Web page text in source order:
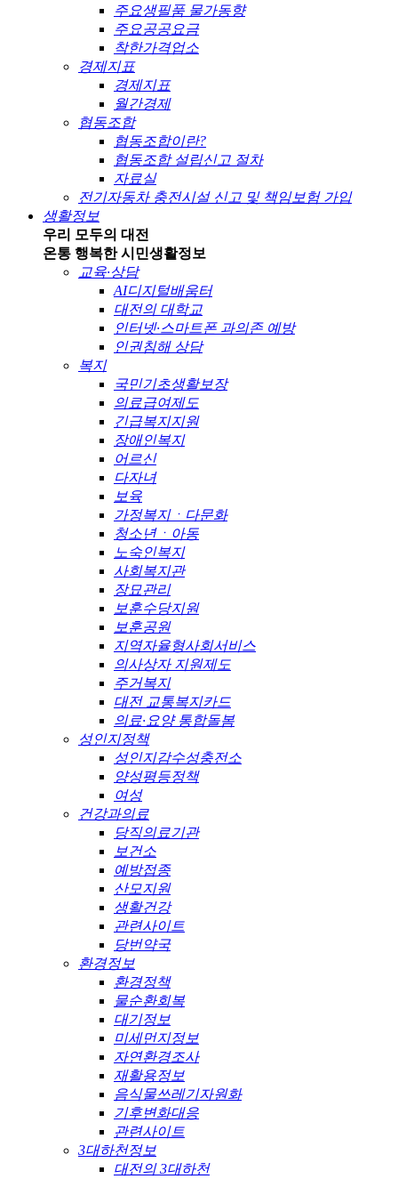
주요생필품 물가동향
주요공공요금
착한가격업소
경제지표
경제지표
월간경제
협동조합
협동조합이란?
협동조합 설립신고 절차
자료실
전기자동차 충전시설 신고 및 책임보험 가입
생활정보
우리 모두의 대전
온통 행복한 시민생활정보
교육·상담
AI디지털배움터
대전의 대학교
인터넷·스마트폰 과의존 예방
인권침해 상담
복지
국민기초생활보장
의료급여제도
긴급복지지원
장애인복지
어르신
다자녀
보육
가정복지ㆍ다문화
청소년ㆍ아동
노숙인복지
사회복지관
장묘관리
보훈수당지원
보훈공원
지역자율형사회서비스
의사상자 지원제도
주거복지
대전 교통복지카드
의료·요양 통합돌봄
성인지정책
성인지감수성충전소
양성평등정책
여성
건강과의료
당직의료기관
보건소
예방접종
산모지원
생활건강
관련사이트
당번약국
환경정보
환경정책
물순환회복
대기정보
미세먼지정보
자연환경조사
재활용정보
음식물쓰레기자원화
기후변화대응
관련사이트
3대하천정보
대전의 3대하천